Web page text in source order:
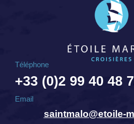
Téléphone
+33 (0)2 99 40 48
Email
saintmalo@etoile-